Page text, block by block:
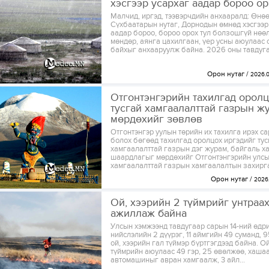
хэсгээр усархаг аадар бороо
Малчид, иргэд, тээвэрчдийн анхааралд:
Сүхбаатарын нутаг, Дорнодын өмнөд хэсгээр
аадар бороо, бороо орох тул болзошгүй
мөндөр, аянга цахилгаан, үер усны аюулаас
байхыг анхааруулж байна. 2026 оны
Орон нутаг
Отгонтэнгэрийн тахилгад
тусгай хамгаалалттай газрын
мөрдөхийг зөвлөв
Отгонтэнгэр уулын төрийн их тахилга ирэх
болох бөгөөд тахилгад оролцох иргэдийг
хамгаалалттай газрын дэг журам, байгаль
шаардлагыг мөрдөхийг Отгонтэнгэрийн
хамгаалалттай газрын хамгаалалтын
Орон нутаг
Ой, хээрийн 2 түймрийг
ажиллаж байна
Улсын хэмжээнд тавдугаар сарын 14-ний
нийслэлийн 2 дүүрэг, 11 аймгийн 49 суманд,
ой, хээрийн гал түймэр бүртгэгдээд байна.
түймрийн аюулаас 49 гэр, 25 өвөлжөө,
автомашиныг авран хамгаалж, 3 айл...